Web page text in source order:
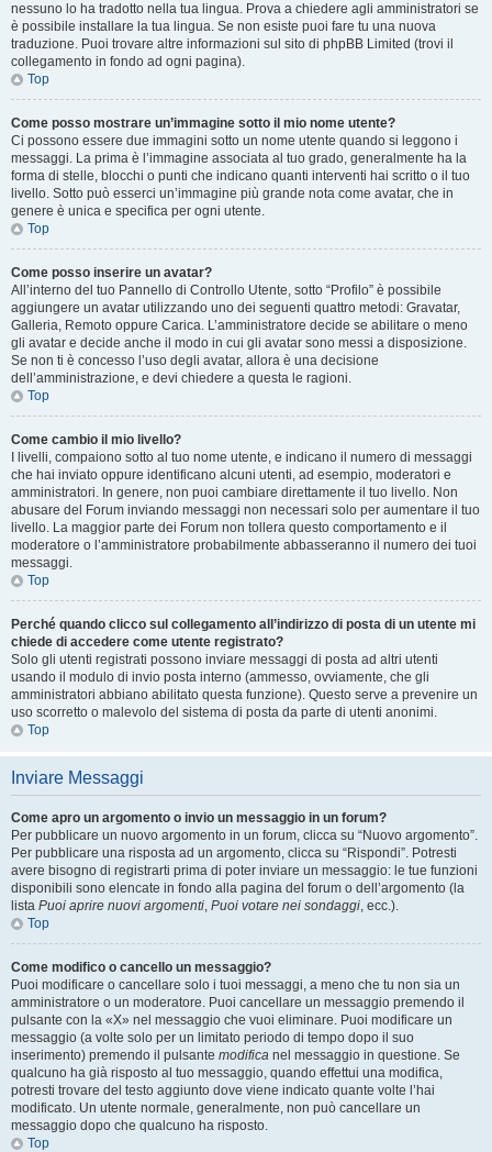
nessuno lo ha tradotto nella tua lingua. Prova a chiedere agli amministratori se
è possibile installare la tua lingua. Se non esiste puoi fare tu una nuova
traduzione. Puoi trovare altre informazioni sul sito di phpBB Limited (trovi il
collegamento in fondo ad ogni pagina).
Top
Come posso mostrare un’immagine sotto il mio nome utente?
Ci possono essere due immagini sotto un nome utente quando si leggono i
messaggi. La prima è l’immagine associata al tuo grado, generalmente ha la
forma di stelle, blocchi o punti che indicano quanti interventi hai scritto o il tuo
livello. Sotto può esserci un’immagine più grande nota come avatar, che in
genere è unica e specifica per ogni utente.
Top
Come posso inserire un avatar?
All’interno del tuo Pannello di Controllo Utente, sotto “Profilo” è possibile
aggiungere un avatar utilizzando uno dei seguenti quattro metodi: Gravatar,
Galleria, Remoto oppure Carica. L’amministratore decide se abilitare o meno
gli avatar e decide anche il modo in cui gli avatar sono messi a disposizione.
Se non ti è concesso l’uso degli avatar, allora è una decisione
dell’amministrazione, e devi chiedere a questa le ragioni.
Top
Come cambio il mio livello?
I livelli, compaiono sotto al tuo nome utente, e indicano il numero di messaggi
che hai inviato oppure identificano alcuni utenti, ad esempio, moderatori e
amministratori. In genere, non puoi cambiare direttamente il tuo livello. Non
abusare del Forum inviando messaggi non necessari solo per aumentare il tuo
livello. La maggior parte dei Forum non tollera questo comportamento e il
moderatore o l’amministratore probabilmente abbasseranno il numero dei tuoi
messaggi.
Top
Perché quando clicco sul collegamento all’indirizzo di posta di un utente mi
chiede di accedere come utente registrato?
Solo gli utenti registrati possono inviare messaggi di posta ad altri utenti
usando il modulo di invio posta interno (ammesso, ovviamente, che gli
amministratori abbiano abilitato questa funzione). Questo serve a prevenire un
uso scorretto o malevolo del sistema di posta da parte di utenti anonimi.
Top
Inviare Messaggi
Come apro un argomento o invio un messaggio in un forum?
Per pubblicare un nuovo argomento in un forum, clicca su “Nuovo argomento”.
Per pubblicare una risposta ad un argomento, clicca su “Rispondi”. Potresti
avere bisogno di registrarti prima di poter inviare un messaggio: le tue funzioni
disponibili sono elencate in fondo alla pagina del forum o dell’argomento (la
lista Puoi aprire nuovi argomenti, Puoi votare nei sondaggi, ecc.).
Top
Come modifico o cancello un messaggio?
Puoi modificare o cancellare solo i tuoi messaggi, a meno che tu non sia un
amministratore o un moderatore. Puoi cancellare un messaggio premendo il
pulsante con la «X» nel messaggio che vuoi eliminare. Puoi modificare un
messaggio (a volte solo per un limitato periodo di tempo dopo il suo
inserimento) premendo il pulsante modifica nel messaggio in questione. Se
qualcuno ha già risposto al tuo messaggio, quando effettui una modifica,
potresti trovare del testo aggiunto dove viene indicato quante volte l’hai
modificato. Un utente normale, generalmente, non può cancellare un
messaggio dopo che qualcuno ha risposto.
Top